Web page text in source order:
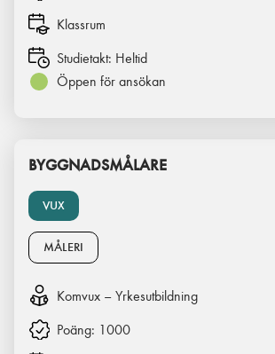
Klassrum
Studietakt: Heltid
Öppen för ansökan
VUX
BYGGNADSMÅLARE
MÅLERI
Komvux – Yrkesutbildning
Poäng: 1000